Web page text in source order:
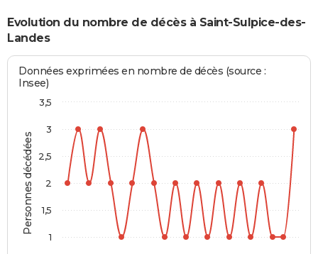
Evolution du nombre de décès à Saint-Sulpice-des-
Landes
Personnes décédées
Données exprimées en nombre de décès (source :
Insee)
1
1,5
2
2,5
3
3,5